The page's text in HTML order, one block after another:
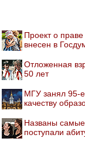
Проект о
внесен в
Отложенная
50 лет
МГУ занял 95-
качеству
Названы
поступали